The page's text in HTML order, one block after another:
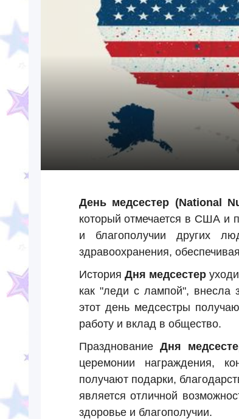
День медсестер (National
который отмечается в США и
и благополучии других
здравоохранения,
История Дня медсестер
как "леди с лампой", внесла
этот день медсестры
работу и вклад в общество.
Празднование Дня
церемонии награждения,
получают подарки,
является отличной
здоровье и благополучии.